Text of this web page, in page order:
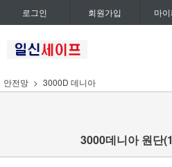
로그인 회원가입 마
안전망 3000D 데니아
3000데니아 원단